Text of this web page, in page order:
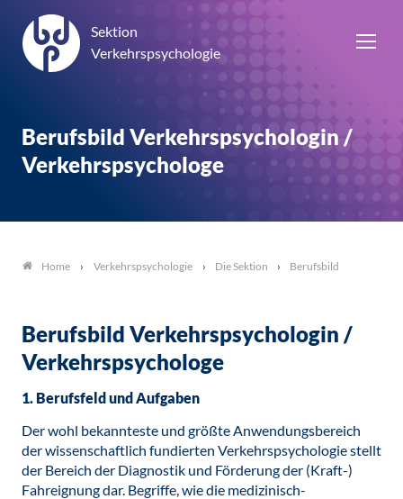
Sektion
Verkehrspsychologie
Berufsbild Verkehrspsychologin /
Verkehrspsychologe
Home Verkehrspsychologie Die Sektion Berufsbild
Berufsbild Verkehrspsychologin /
Verkehrspsychologe
1. Berufsfeld und Aufgaben
Der wohl bekannteste und größte Anwendungsbereich
der wissenschaftlich fundierten Verkehrspsychologie stellt
der Bereich der Diagnostik und Förderung der (Kraft-)
Fahreignung dar. Begriffe, wie die medizinisch-